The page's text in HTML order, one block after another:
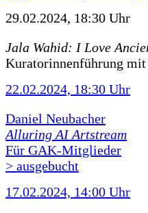
29.02.2024, 18:30 Uhr
Jala Wahid: I Love
Kuratorinnenführung mit
22.02.2024, 18:30 Uhr
Daniel Neubacher
Alluring AI Artstream
Für GAK-Mitglieder
> ausgebucht
17.02.2024, 14:00 Uhr